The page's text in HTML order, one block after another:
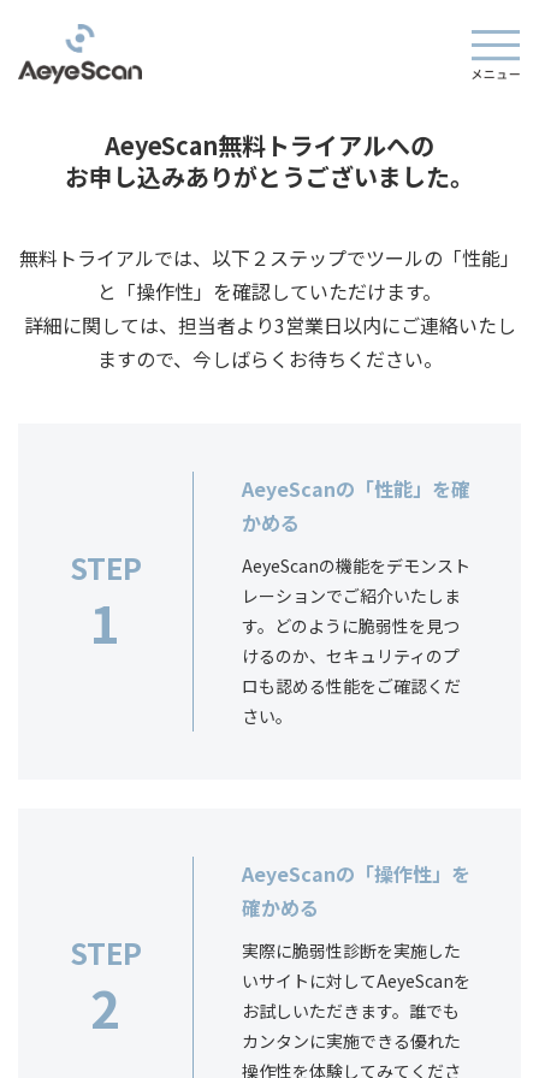
AeyeScan無料トライアルへの
お申し込みありがとうございました。
無料トライアルでは、以下２ステップでツールの「性能」
と「操作性」を確認していただけます。
詳細に関しては、担当者より3営業日以内にご連絡いたし
ますので、今しばらくお待ちください。
STEP
1
AeyeScanの「性能」を確
かめる
AeyeScanの機能をデモンスト
レーションでご紹介いたしま
す。どのように脆弱性を見つ
けるのか、セキュリティのプ
ロも認める性能をご確認くだ
さい。
STEP
2
AeyeScanの「操作性」を
確かめる
実際に脆弱性診断を実施した
いサイトに対してAeyeScanを
お試しいただきます。誰でも
カンタンに実施できる優れた
操作性を体験してみてくださ